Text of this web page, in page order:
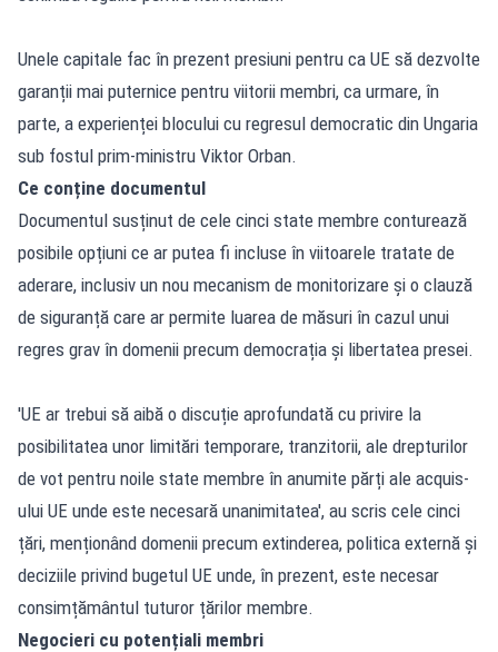
Unele capitale fac în prezent presiuni pentru ca UE să dezvolte
garanții mai puternice pentru viitorii membri, ca urmare, în
parte, a experienței blocului cu regresul democratic din Ungaria
sub fostul prim-ministru Viktor Orban.
Ce conține documentul
Documentul susținut de cele cinci state membre conturează
posibile opțiuni ce ar putea fi incluse în viitoarele tratate de
aderare, inclusiv un nou mecanism de monitorizare și o clauză
de siguranță care ar permite luarea de măsuri în cazul unui
regres grav în domenii precum democrația și libertatea presei.
'UE ar trebui să aibă o discuție aprofundată cu privire la
posibilitatea unor limitări temporare, tranzitorii, ale drepturilor
de vot pentru noile state membre în anumite părți ale acquis-
ului UE unde este necesară unanimitatea', au scris cele cinci
țări, menționând domenii precum extinderea, politica externă și
deciziile privind bugetul UE unde, în prezent, este necesar
consimțământul tuturor țărilor membre.
Negocieri cu potențiali membri